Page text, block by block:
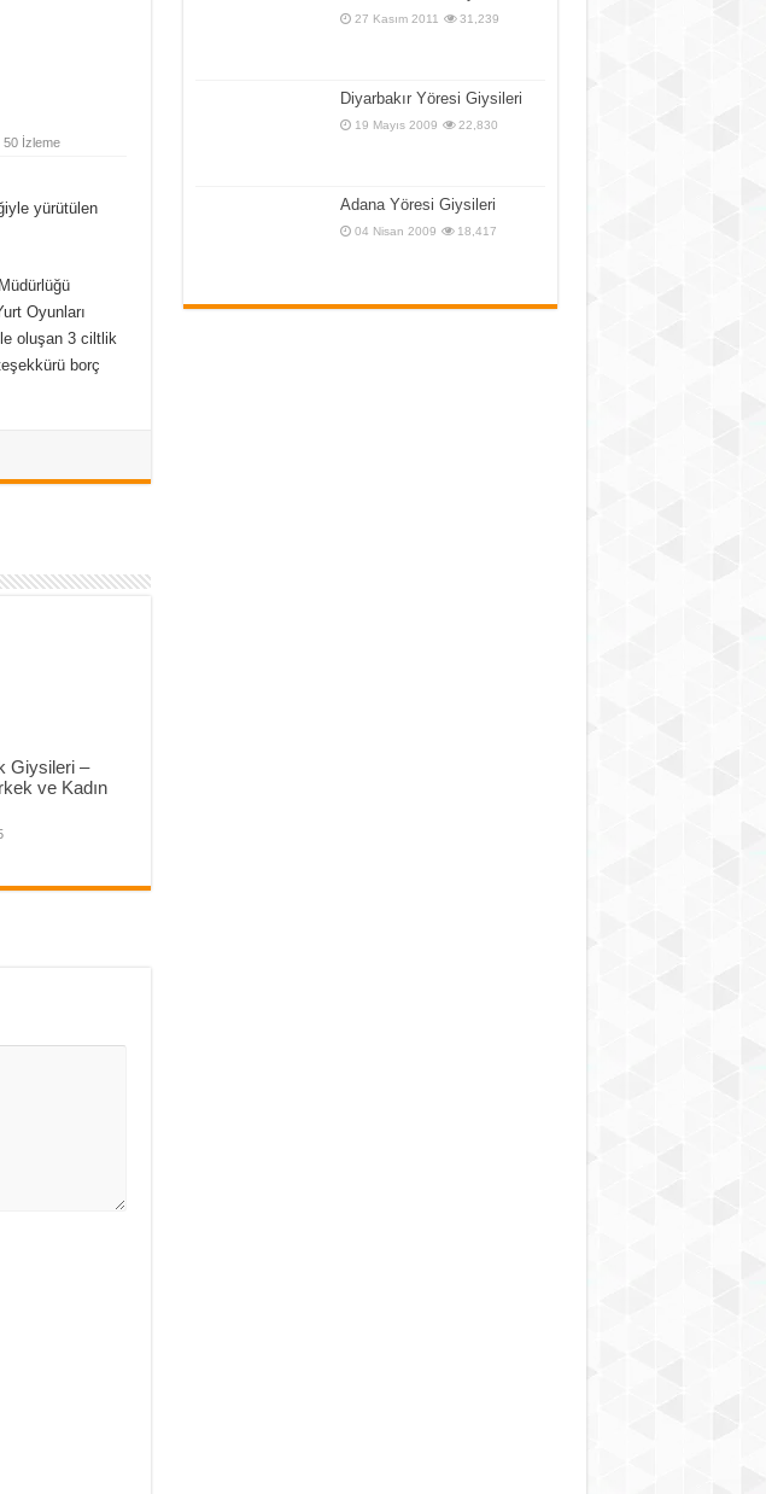
50 İzleme
yürütülen
Oyunları
oluşan 3 ciltlik
borç
Giysileri –
ve Kadın
27 Kasım 2011 31,239
Diyarbakır Yöresi Giysileri
19 Mayıs 2009 22,830
Adana Yöresi Giysileri
04 Nisan 2009 18,417